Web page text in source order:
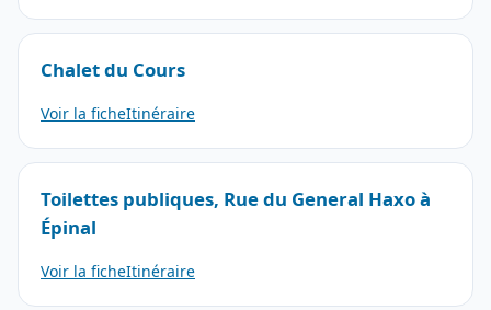
Chalet du Cours
Voir la ficheItinéraire
Toilettes publiques, Rue du General Haxo à
Épinal
Voir la ficheItinéraire